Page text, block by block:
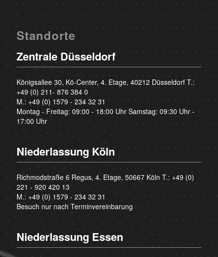
Standorte
Zentrale Düsseldorf
Königsallee 30, Kö-Center, 4. Etage, 40212 Düsseldorf T.:
+49 (0) 211- 876 384 0
M.: +49 (0) 1579 - 234 32 31
Montag - Freitag: 09:00 - 18:00 Uhr Samstag: 09:30 Uhr -
17:00 Uhr
Niederlassung Köln
Richmodstraße 6 Regus, 4. Etage, 50667 Köln T.: +49 (0)
221 - 920 420 13
M.: +49 (0) 1579 - 234 32 31
Besuch nur nach Terminvereinbarung
Niederlassung Essen